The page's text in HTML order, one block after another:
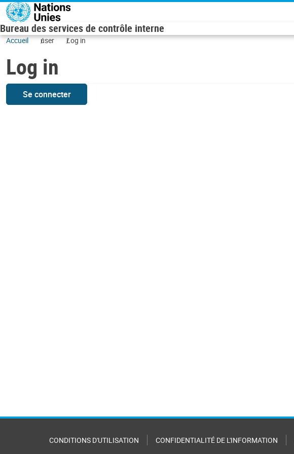
Skip to main content
Bureau des services de contrôle interne
Accueil user Log in
Log in
Se connecter
CONDITIONS D'UTILISATION CONFIDENTIALITÉ DE L'INFORMATION